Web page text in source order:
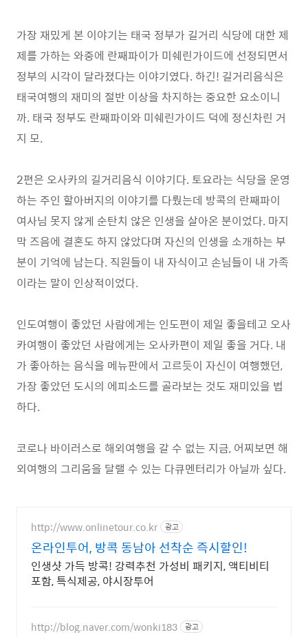
가장 재밌게 본 이야기는 태국 정부가 길거리 식당에 대한 제
제를 가하는 와중에 란째파이가 미쉐린가이드에 선정되면서
정부의 시각이 달라졌다는 이야기였다. 하긴! 길거리음식은
태국여행의 재미의 절반 이상을 차지하는 중요한 요소이니
까. 태국 정부도 란째파이와 미쉐린가이드 덕에 정신차린 거
지 모.
2편은 오사카의 길거리음식 이야기다. 토요라는 식당을 운영
하는 주인 할아버지의 이야기를 다뤘는데 방콕의 란째파이
여사님 못지 않게 순탄치 않은 인생을 살아온 분이었다. 마지
막 즈음에 결혼도 하지 않았다며 자신의 인생을 소개하는 부
분이 기억에 남는다. 직원들이 내 자식이고 손님들이 내 가족
이라는 말이 인상적이었다.
인도여행이 좋았던 사람에게는 인도편이 제일 좋을테고 오사
카여행이 좋았던 사람에게는 오사카편이 제일 좋을 거다. 내
가 좋아하는 음식을 메뉴판에서 고르듯이 자신이 여행했던,
가장 좋았던 도시의 에피소드를 골라보는 것도 재미있을 법
하다.
코로나 바이러스로 해외여행을 갈 수 없는 지금, 어찌보면 해
외여행의 그리움을 달랠 수 있는 다큐멘터리가 아닐까 싶다.
http://www.onlinetour.co.kr 광고
온라인투어, 방콕 동남아 선착순 즉시할인!
인생샷 가득 방콕! 강력추천 가성비 패키지, 액티비티
포함, 특식제공, 야시장투어
http://blog.naver.com/wonki183 광고